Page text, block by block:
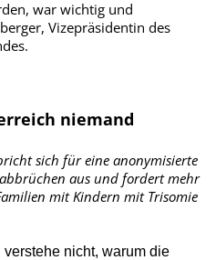
war wichtig und
Vizepräsidentin des
niemand
sich für eine anonymisierte
aus und fordert mehr
mit Kindern mit Trisomie
verstehe nicht, warum die